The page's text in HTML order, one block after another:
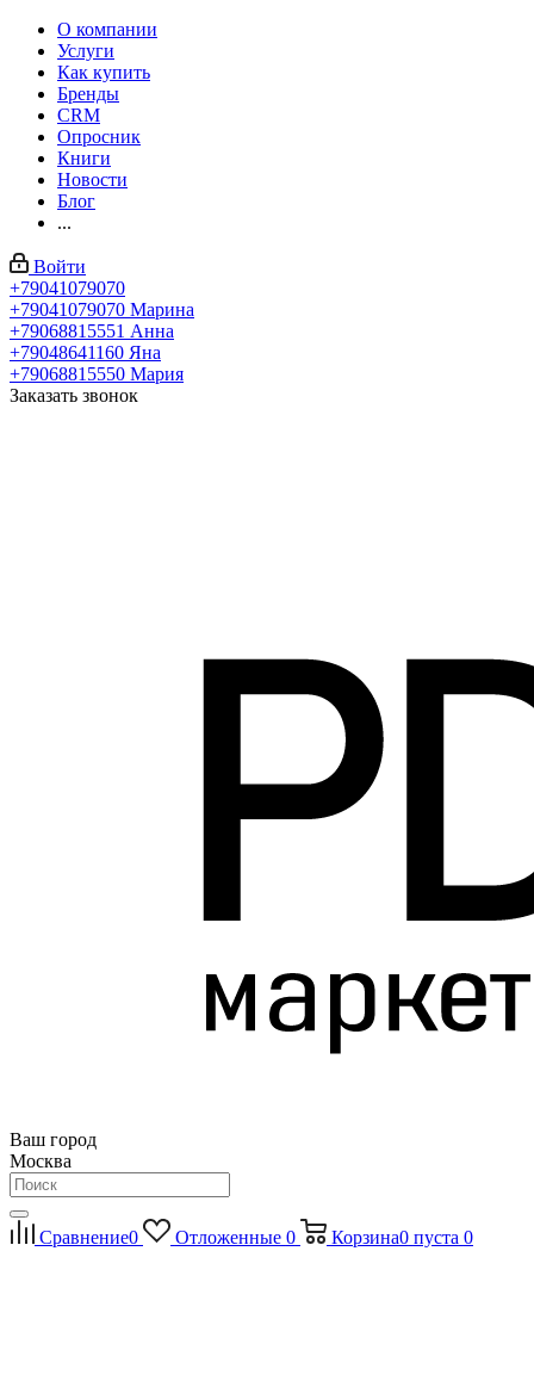
О компании
Услуги
Как купить
Бренды
CRM
Опросник
Книги
Новости
Блог
...
Войти
+79041079070
+79041079070 Марина
+79068815551 Анна
+79048641160 Яна
+79068815550 Мария
Заказать звонок
Ваш город
Москва
Сравнение0 Отложенные 0 Корзина0 пуста 0